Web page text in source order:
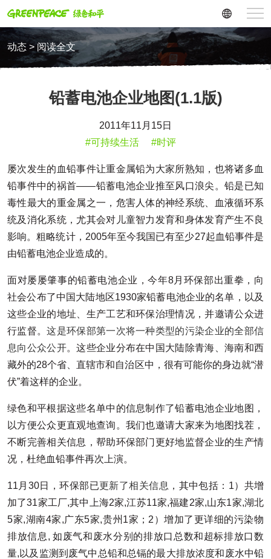
动态 > 阅读全文
铅蓄电池企业地图(1.1版)
2011年11月15日
#可持续生活
#时评
屡次发生的血铅事件让重金属铅为大家所熟知，也将诸多血
铅事件中的祸首——铅蓄电池企业推至风口浪尖。铅是已知
毒性最大的重金属之一，危害人体的神经系统、血液循环系
统及消化系统，尤其会对儿童智力发育和身体发育产生不良
影响。粗略统计，2005年至今我国已有至少27起血铅事件是
由铅蓄电池企业造成的。
面对屡屡肇事的铅蓄电池企业，今年8月环保部出重拳，向
社会公布了中国大陆地区1930家铅蓄电池企业的名单，以及
这些企业的地址、生产工艺和环保治理情况，并邀请公众进
行监督。这是环保部第一次将一种类型的污染企业的全部信
息向公众公开。这些企业分布在中国大陆除青海、海南和西
藏外的28个省、直辖市和自治区中，很有可能你的身边就“潜
伏”着这样的企业。
绿色和平根据这些名单中的信息制作了铅蓄电池企业地图，
以方便公众更直观地查询。我们也邀请大家来为地图找茬，
不断完善相关信息，帮助环保部门更好地监督企业的生产情
况，杜绝血铅事件再次上演。
11月30日，环保部已更新了相关信息 ，其中包括：1）共增
加了31家工厂,其中上海2家,江苏11家,福建2家,山东1家,湖北
5家,湖南4家,广东5家,贵州1家；2）增加了更详细的污染物
排放信息, 如废气和废水分别的排放口总数和超标排放口数
量,以及监测到废气中总铅和总镉的最大排放浓度和废水中铅